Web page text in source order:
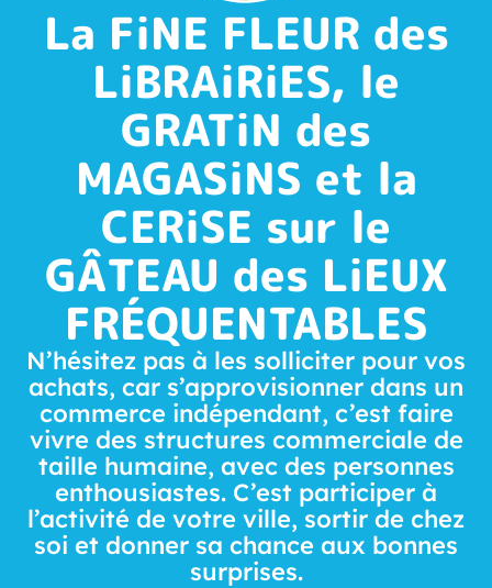
La FiNE FLEUR des
LiBRAiRiES, le
GRATiN des
MAGASiNS et la
CERiSE sur le
GÂTEAU des LiEUX
FRÉQUENTABLES
N’hésitez pas à les solliciter pour vos
achats, car s’approvisionner dans un
commerce indépendant, c’est faire
vivre des structures commerciale de
taille humaine, avec des personnes
enthousiastes. C’est participer à
l’activité de votre ville, sortir de chez
soi et donner sa chance aux bonnes
surprises.